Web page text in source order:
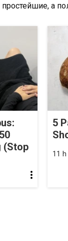
а
(Stop
5
11